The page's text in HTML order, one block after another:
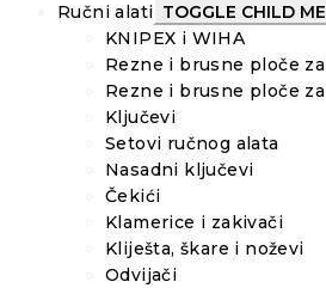
Ručni alati TOGGLE CHILD
KNIPEX i WIHA
Rezne i brusne ploče za
Rezne i brusne ploče
Ključevi
Setovi ručnog alata
Nasadni ključevi
Čekići
Klamerice i zakivači
Kliješta, škare i noževi
Odvijači